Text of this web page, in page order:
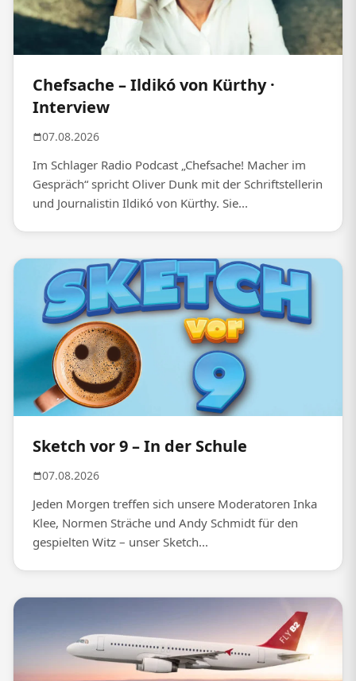
Chefsache – Ildikó von Kürthy ·
Interview
07.08.2026
Im Schlager Radio Podcast „Chefsache! Macher im
Gespräch“ spricht Oliver Dunk mit der Schriftstellerin
und Journalistin Ildikó von Kürthy. Sie...
Sketch vor 9 – In der Schule
07.08.2026
Jeden Morgen treffen sich unsere Moderatoren Inka
Klee, Normen Sträche und Andy Schmidt für den
gespielten Witz – unser Sketch...